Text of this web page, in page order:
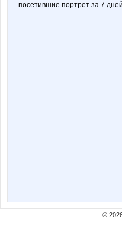
посетившие портрет за 7
©